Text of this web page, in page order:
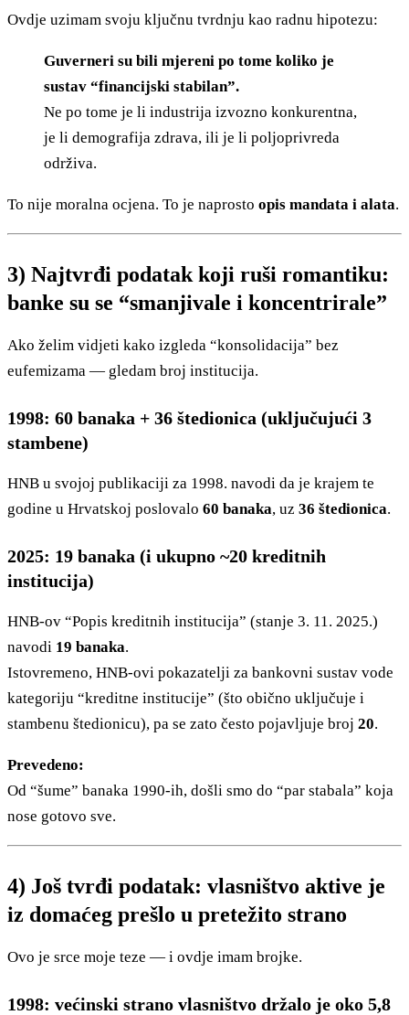
Ovdje uzimam svoju ključnu tvrdnju kao radnu hipotezu:
Guverneri su bili mjereni po tome koliko je
sustav “financijski stabilan”.
Ne po tome je li industrija izvozno konkurentna,
je li demografija zdrava, ili je li poljoprivreda
održiva.
To nije moralna ocjena. To je naprosto opis mandata i alata.
3) Najtvrđi podatak koji ruši romantiku:
banke su se “smanjivale i koncentrirale”
Ako želim vidjeti kako izgleda “konsolidacija” bez
eufemizama — gledam broj institucija.
1998: 60 banaka + 36 štedionica (uključujući 3
stambene)
HNB u svojoj publikaciji za 1998. navodi da je krajem te
godine u Hrvatskoj poslovalo 60 banaka, uz 36 štedionica.
2025: 19 banaka (i ukupno ~20 kreditnih
institucija)
HNB-ov “Popis kreditnih institucija” (stanje 3. 11. 2025.)
navodi 19 banaka.
Istovremeno, HNB-ovi pokazatelji za bankovni sustav vode
kategoriju “kreditne institucije” (što obično uključuje i
stambenu štedionicu), pa se zato često pojavljuje broj 20.
Prevedeno:
Od “šume” banaka 1990-ih, došli smo do “par stabala” koja
nose gotovo sve.
4) Još tvrđi podatak: vlasništvo aktive je
iz domaćeg prešlo u pretežito strano
Ovo je srce moje teze — i ovdje imam brojke.
1998: većinski strano vlasništvo držalo je oko 5,8